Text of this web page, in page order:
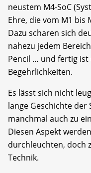
neustem M4-SoC
Ehre, die vom M1 bis
Dazu scharen sich
nahezu jedem
Pencil … und fertig ist
Begehrlichkeiten.
Es lässt sich nicht
lange Geschichte der
manchmal auch zu
Diesen Aspekt
durchleuchten, doch
Technik.